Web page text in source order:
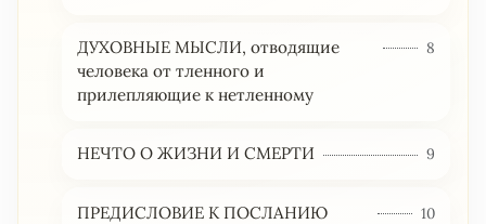
ДУХОВНЫЕ МЫСЛИ, отводящие
человека от тленного и
прилепляющие к нетленному
8
НЕЧТО О ЖИЗНИ И СМЕРТИ 9
ПРЕДИСЛОВИЕ К ПОСЛАНИЮ
10